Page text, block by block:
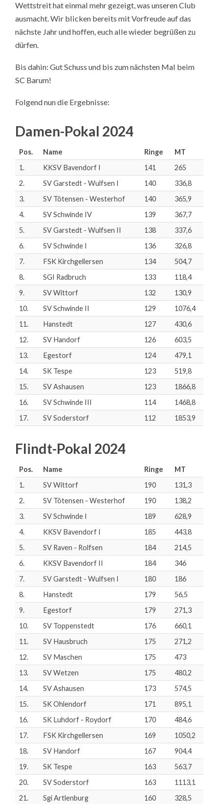
Wettstreit hat einmal mehr gezeigt, was unseren Club
ausmacht. Wir blicken bereits mit Vorfreude auf das
nächste Jahr und hoffen, euch alle wieder begrüßen zu
dürfen.
Bis dahin: Gut Schuss und bis zum nächsten Mal beim
SC Barum!
Folgend nun die Ergebnisse:
Damen-Pokal 2024
Pos. Name Ringe
MT
1.
KKSV Bavendorf I 141
265
2.
SV Garstedt - Wulfsen I 140
336,8
3.
SV Tötensen - Westerhof 140
365,9
4.
SV Schwinde IV 139
367,7
5.
SV Garstedt - Wulfsen II 138
337,6
6.
SV Schwinde I 136
326,8
7.
FSK Kirchgellersen 134
504,7
8.
SGI Radbruch 133
118,4
9.
SV Wittorf 132
130,9
10.
SV Schwinde II 129
1076,4
11.
Hanstedt 127
430,6
12.
SV Handorf 126
603,5
13.
Egestorf 124
479,1
14.
SK Tespe 123
519,8
15.
SV Ashausen 123
1866,8
16.
SV Schwinde III 114
1468,8
17.
SV Soderstorf 112 1853,9
Flindt-Pokal 2024
Pos. Name Ringe
MT
1.
SV Wittorf 190
131,3
2.
SV Tötensen - Westerhof 190
138,2
3.
SV Schwinde I 189
628,9
4.
KKSV Bavendorf I 185
443,8
5.
SV Raven - Rolfsen 184
214,5
6.
KKSV Bavendorf II 184
346
7.
SV Garstedt - Wulfsen I 180
186
8.
Hanstedt 179
56,5
9.
Egestorf 179
271,3
10.
SV Toppenstedt 176
660,1
11.
SV Hausbruch 175
271,2
12.
SV Maschen 175
473
13.
SV Wetzen 175
480,2
14.
SV Ashausen 173
574,5
15.
SK Ohlendorf 171
895,1
16.
SK Luhdorf - Roydorf 170
484,6
17.
FSK Kirchgellersen 169
1050,2
18.
SV Handorf 167
904,4
19.
SK Tespe 163
563,7
20.
SV Soderstorf 163
1113,1
21.
Sgi Artlenburg 160 328,5